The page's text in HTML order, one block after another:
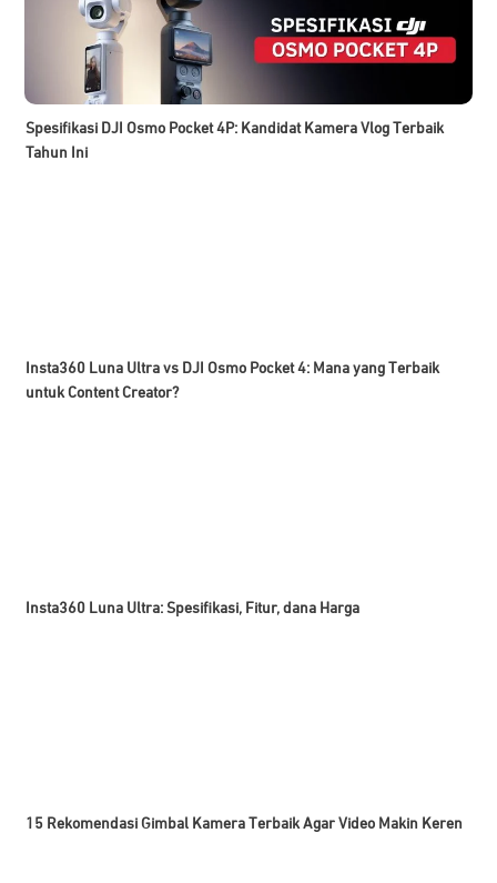
Spesifikasi DJI Osmo Pocket 4P: Kandidat Kamera Vlog Terbaik
Tahun Ini
Insta360 Luna Ultra vs DJI Osmo Pocket 4: Mana yang Terbaik
untuk Content Creator?
Insta360 Luna Ultra: Spesifikasi, Fitur, dana Harga
15 Rekomendasi Gimbal Kamera Terbaik Agar Video Makin Keren